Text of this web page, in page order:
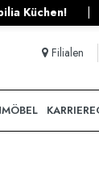
gratis zu
Filialen
KARRIERE